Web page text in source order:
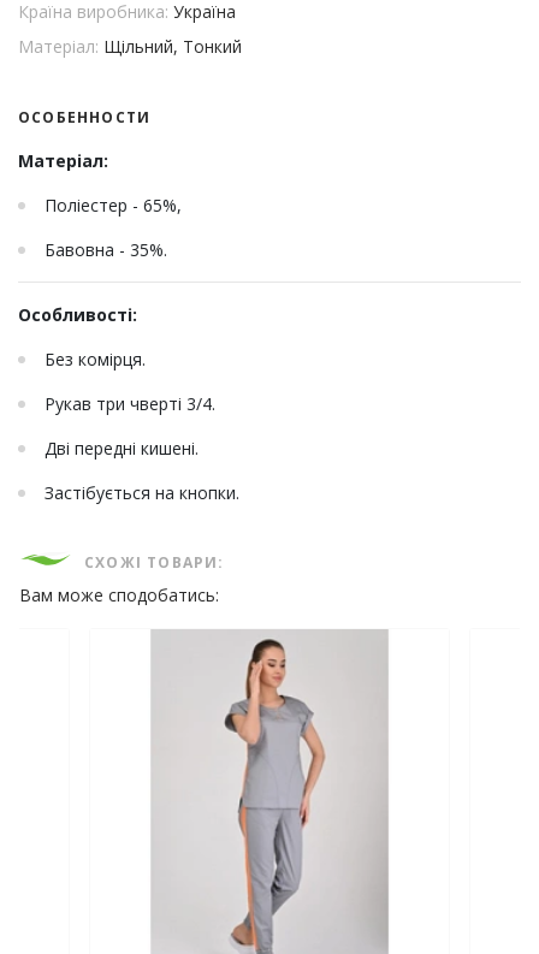
Країна виробника: Україна
Матеріал: Щільний, Тонкий
ОСОБЕННОСТИ
Матеріал:
Поліестер - 65%,
Бавовна - 35%.
Особливості:
Без комірця.
Рукав три чверті 3/4.
Дві передні кишені.
Застібується на кнопки.
СХОЖІ ТОВАРИ:
Вам може сподобатись: